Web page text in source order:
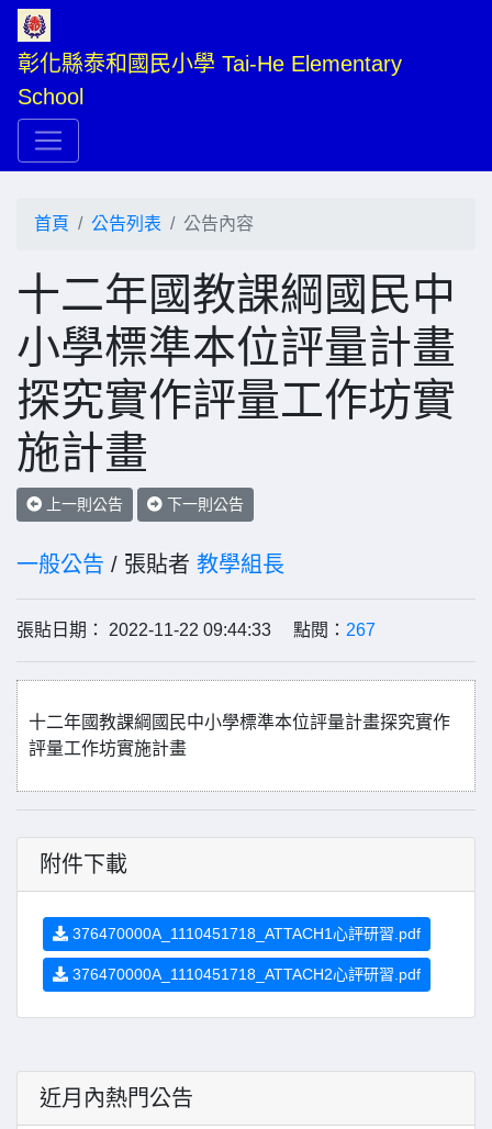
彰化縣泰和國民小學 Tai-He Elementary
School
首頁 公告列表 公告內容
十二年國教課綱國民中
小學標準本位評量計畫
探究實作評量工作坊實
施計畫
上一則公告 下一則公告
一般公告 / 張貼者 教學組長
張貼日期： 2022-11-22 09:44:33 點閱： 267
十二年國教課綱國民中小學標準本位評量計畫探究實作
評量工作坊實施計畫
附件下載
376470000A_1110451718_ATTACH1心評研習.pdf
376470000A_1110451718_ATTACH2心評研習.pdf
近月內熱門公告